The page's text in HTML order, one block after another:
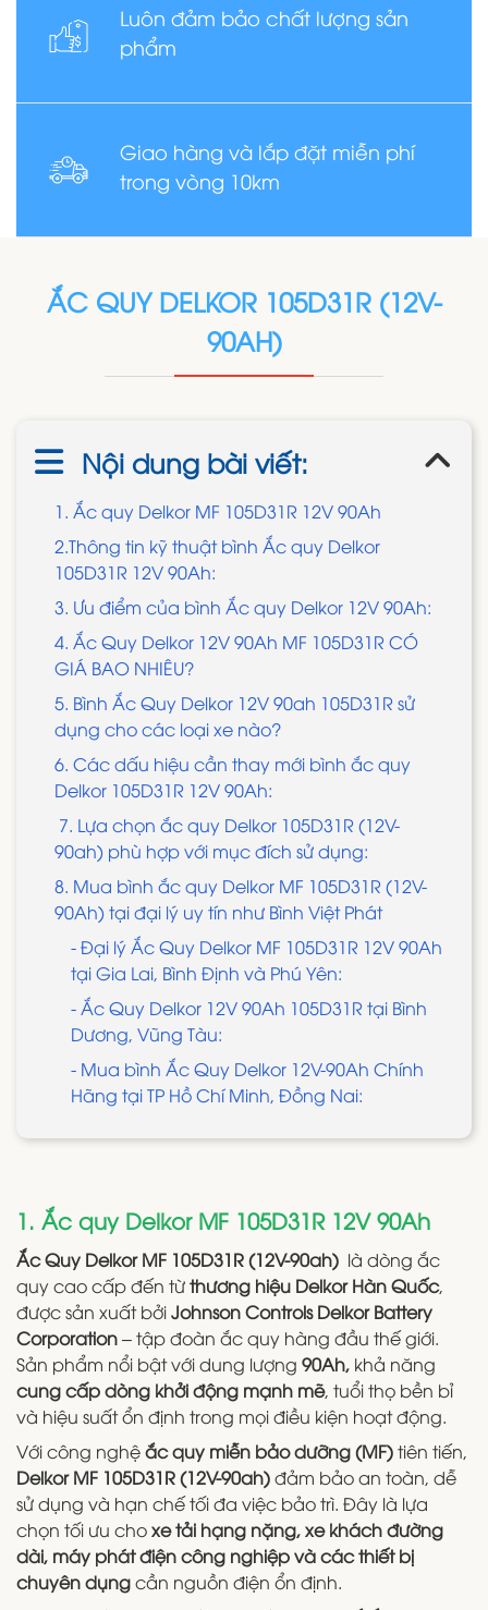
Luôn đảm bảo chất lượng sản
phẩm
Giao hàng và lắp đặt miễn phí
trong vòng 10km
ẮC QUY DELKOR 105D31R (12V-
90AH)
Nội dung bài viết:
1. Ắc quy Delkor MF 105D31R 12V 90Ah
2.Thông tin kỹ thuật bình Ắc quy Delkor
105D31R 12V 90Ah:
3. Ưu điểm của bình Ắc quy Delkor 12V 90Ah:
4. Ắc Quy Delkor 12V 90Ah MF 105D31R CÓ
GIÁ BAO NHIÊU?
5. Bình Ắc Quy Delkor 12V 90ah 105D31R sử
dụng cho các loại xe nào?
6. Các dấu hiệu cần thay mới bình ắc quy
Delkor 105D31R 12V 90Ah:
7. Lựa chọn ắc quy Delkor 105D31R (12V-
90ah) phù hợp với mục đích sử dụng:
8. Mua bình ắc quy Delkor MF 105D31R (12V-
90Ah) tại đại lý uy tín như Bình Việt Phát
- Đại lý Ắc Quy Delkor MF 105D31R 12V 90Ah
tại Gia Lai, Bình Định và Phú Yên:
- Ắc Quy Delkor 12V 90Ah 105D31R tại Bình
Dương, Vũng Tàu:
- Mua bình Ắc Quy Delkor 12V-90Ah Chính
Hãng tại TP Hồ Chí Minh, Đồng Nai:
1. Ắc quy Delkor MF 105D31R 12V 90Ah
Ắc Quy Delkor MF 105D31R (12V-90ah) là dòng ắc
quy cao cấp đến từthương hiệu Delkor Hàn Quốc,
được sản xuất bởiJohnson Controls Delkor Battery
Corporation– tập đoàn ắc quy hàng đầu thế giới.
Sản phẩm nổi bật với dung lượng 90Ah, khả năng
cung cấp dòng khởi động mạnh mẽ, tuổi thọ bền bỉ
và hiệu suất ổn định trong mọi điều kiện hoạt động.
Với công nghệắc quy miễn bảo dưỡng (MF)tiên tiến,
Delkor MF 105D31R (12V-90ah)đảm bảo an toàn, dễ
sử dụng và hạn chế tối đa việc bảo trì. Đây là lựa
chọn tối ưu choxe tải hạng nặng, xe khách đường
dài, máy phát điện công nghiệp và các thiết bị
chuyên dụngcần nguồn điện ổn định.